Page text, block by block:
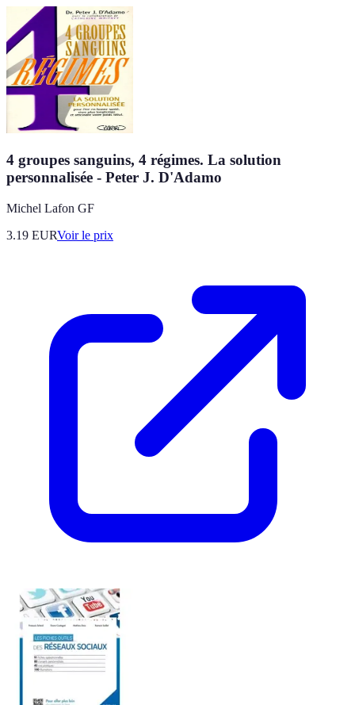
4 groupes sanguins, 4 régimes. La solution
personnalisée - Peter J. D'Adamo
Michel Lafon GF
3.19 EURVoir le prix